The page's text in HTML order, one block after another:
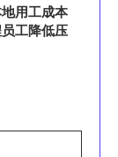
用工成本
工降低压